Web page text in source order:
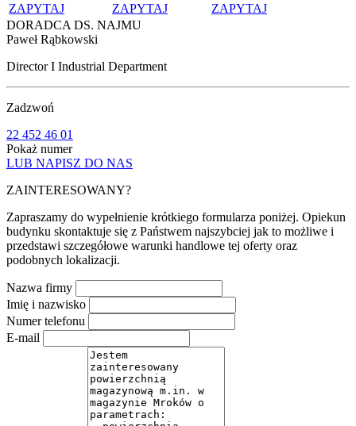
ZAPYTAJ
ZAPYTAJ
ZAPYTAJ
DORADCA DS. NAJMU
Paweł Rąbkowski
Director I Industrial Department
Zadzwoń
22 452 46 01
Pokaż numer
LUB NAPISZ DO NAS
ZAINTERESOWANY?
Zapraszamy do wypełnienie krótkiego formularza poniżej. Opiekun
budynku skontaktuje się z Państwem najszybciej jak to możliwe i
przedstawi szczegółowe warunki handlowe tej oferty oraz
podobnych lokalizacji.
Nazwa firmy
Imię i nazwisko
Numer telefonu
E-mail